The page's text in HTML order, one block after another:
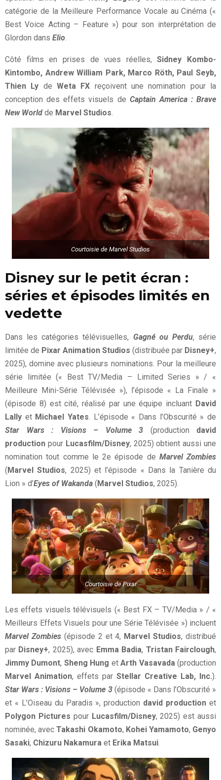
catégorie de la Meilleure Performance Vocale au Cinéma («
Best Voice Acting – Feature ») pour son interprétation de
Glordon dans Elio
Côté films en prises de vues réelles,Sidney Kombo-
Kintombo, Andrew William Park, Marco Röth, Paul Seyb,
Thien Ly deWeta FX reçoivent une nomination pour la
conception des effets visuels de Captain America : Brave
New World de Marvel Studios
Courtoisie de Marvel Studios
Disney sur le petit écran :
séries et épisodes limités en
vedette
Dans les catégories télévisuelles, Gagné ou Perdu, série
limitée de Pixar Animation Studios (distribuée par Disney+,
2025), domine avec plusieurs nominations. Pour la meilleure
série limitée (« Best TV/Media – Limited Series » / «
Meilleure Mini-Série Télévisée »), l’épisode « La Finale »
(épisode 8) est cité, réalisé par une équipe incluant David
Lally et Michael Yates. L’épisode « Dans l’Obscurité » de
Star Wars : Visions – Volume 3 (production david
production pour Lucasfilm/Disney, 2025) obtient aussi une
nomination tout comme le 2e épisode de Marvel Zombies
(Marvel Studios, 2025) et l’épisode « Dans la Tanière du
Lion » d’Eyes of Wakanda (Marvel Studios, 2025).
Courtoisie de Pixar
Les effets visuels télévisuels (« Best FX – TV/Media » / «
Meilleurs Effets Visuels pour une Série Télévisée ») incluent
Marvel Zombies (épisode 2 et 4, Marvel Studios, distribué
par Disney+, 2025), avec Emma Badia, Tristan Fairclough,
Jimmy Dumont, Sheng Hung etArth Vasavada(production
Marvel Animation, effets par Stellar Creative Lab, Inc.).
Star Wars : Visions – Volume 3(épisode « Dans l’Obscurité »
et « L’Oiseau du Paradis », production david production et
Polygon Pictures pour Lucasfilm/Disney, 2025) est aussi
nominée, avecTakashi Okamoto, Kohei Yamamoto, Genyo
Sasaki, Chizuru Nakamura et Erika Matsui.